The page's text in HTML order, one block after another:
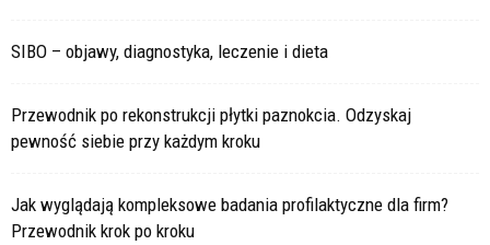
SIBO – objawy, diagnostyka, leczenie i dieta
Przewodnik po rekonstrukcji płytki paznokcia. Odzyskaj
pewność siebie przy każdym kroku
Jak wyglądają kompleksowe badania profilaktyczne dla firm?
Przewodnik krok po kroku